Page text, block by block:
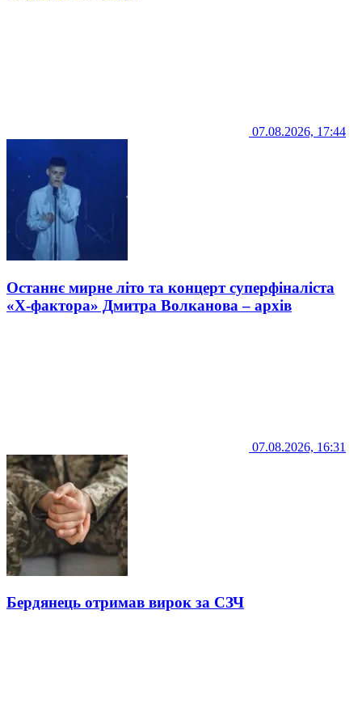
07.08.2026, 17:44
Останнє мирне літо та концерт суперфіналіста
«Х-фактора» Дмитра Волканова – архів
07.08.2026, 16:31
Бердянець отримав вирок за СЗЧ